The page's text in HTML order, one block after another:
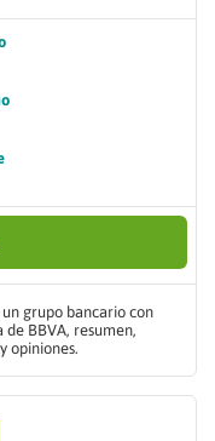
grupo bancario con
de BBVA, resumen,
opiniones.